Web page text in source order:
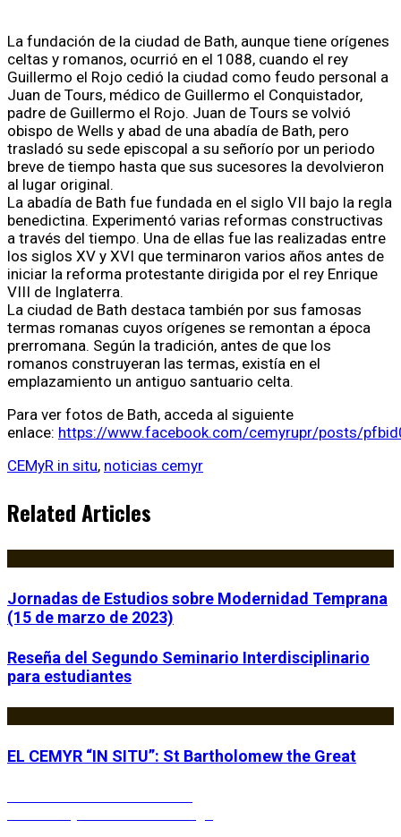
La fundación de la ciudad de Bath, aunque tiene orígenes
celtas y romanos, ocurrió en el 1088, cuando el rey
Guillermo el Rojo cedió la ciudad como feudo personal a
Juan de Tours, médico de Guillermo el Conquistador,
padre de Guillermo el Rojo. Juan de Tours se volvió
obispo de Wells y abad de una abadía de Bath, pero
trasladó su sede episcopal a su señorío por un periodo
breve de tiempo hasta que sus sucesores la devolvieron
al lugar original.
La abadía de Bath fue fundada en el siglo VII bajo la regla
benedictina. Experimentó varias reformas constructivas
a través del tiempo. Una de ellas fue las realizadas entre
los siglos XV y XVI que terminaron varios años antes de
iniciar la reforma protestante dirigida por el rey Enrique
VIII de Inglaterra.
La ciudad de Bath destaca también por sus famosas
termas romanas cuyos orígenes se remontan a época
prerromana. Según la tradición, antes de que los
romanos construyeran las termas, existía en el
emplazamiento un antiguo santuario celta.
Para ver fotos de Bath, acceda al siguiente
enlace: https://www.facebook.com/cemyrupr/posts/
CEMyR in situ, noticias cemyr
Related Articles
Jornadas de Estudios sobre Modernidad Temprana
(15 de marzo de 2023)
Reseña del Segundo Seminario Interdisciplinario
para estudiantes
EL CEMYR “IN SITU”: St Bartholomew the Great
Post